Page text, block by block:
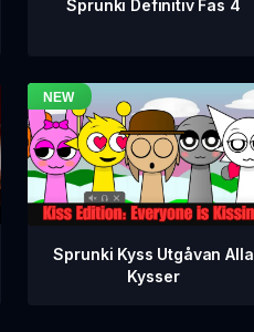
Sprunki Definitiv Fas 4
Sprunki Kyss Utgåvan Alla
Kysser